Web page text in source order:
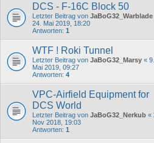
DCS - F-16C Block 50
Letzter Beitrag von JaBoG32_Warblade
24. Mai 2019, 18:20
Antworten: 1
WTF ! Roki Tunnel
Letzter Beitrag von JaBoG32_Marsy « 9.
Mai 2019, 09:27
Antworten: 4
VPC-Airfield Equipment for
DCS World
Letzter Beitrag von JaBoG32_Nerkub «
Nov 2018, 19:03
Antworten: 1